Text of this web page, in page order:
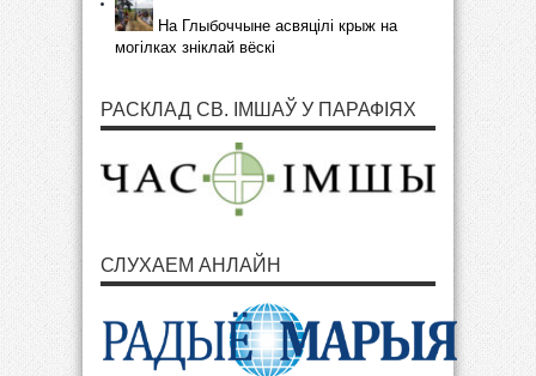
На Глыбоччыне асвяцілі крыж на
могілках зніклай вёскі
РАСКЛАД СВ. ІМШАЎ У ПАРАФІЯХ
СЛУХАЕМ АНЛАЙН